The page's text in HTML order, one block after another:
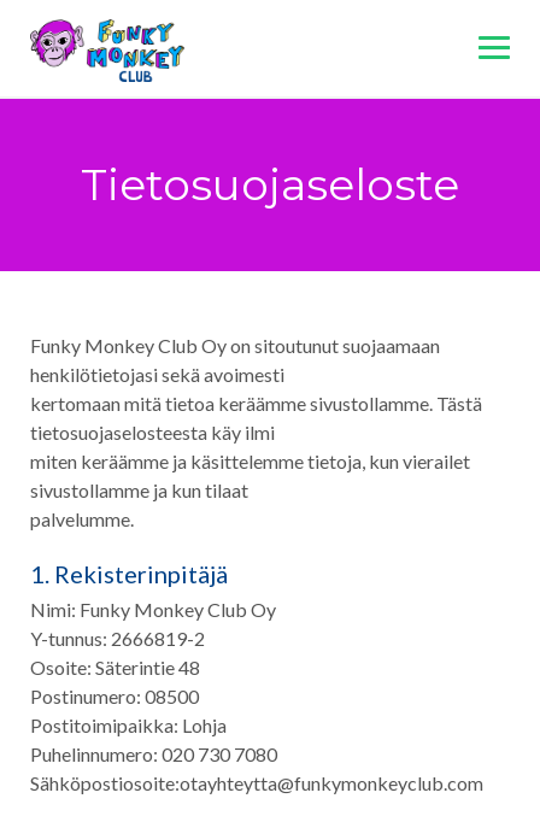
content
Tietosuojaseloste
Funky Monkey Club Oy on sitoutunut suojaamaan
henkilötietojasi sekä avoimesti
kertomaan mitä tietoa keräämme sivustollamme. Tästä
tietosuojaselosteesta käy ilmi
miten keräämme ja käsittelemme tietoja, kun vierailet
sivustollamme ja kun tilaat
palvelumme.
1. Rekisterinpitäjä
Nimi: Funky Monkey Club Oy
Y-tunnus: 2666819-2
Osoite: Säterintie 48
Postinumero: 08500
Postitoimipaikka: Lohja
Puhelinnumero: 020 730 7080
Sähköpostiosoite:otayhteytta@funkymonkeyclub.com